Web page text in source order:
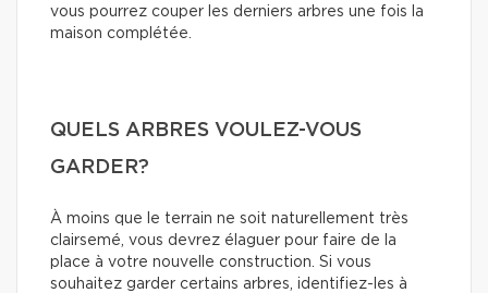
vous pourrez couper les derniers arbres une fois la
maison complétée.
QUELS ARBRES VOULEZ-VOUS
GARDER?
À moins que le terrain ne soit naturellement très
clairsemé, vous devrez élaguer pour faire de la
place à votre nouvelle construction. Si vous
souhaitez garder certains arbres, identifiez-les à